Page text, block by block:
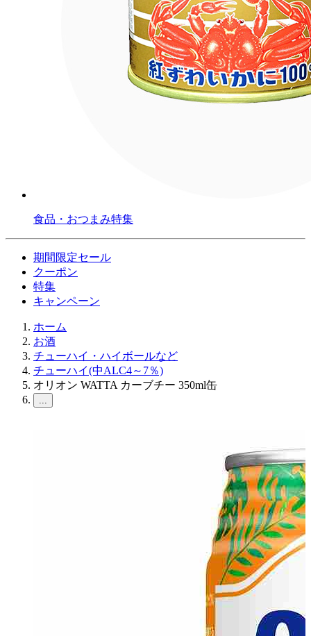
食品・おつまみ特集
期間限定セール
クーポン
特集
キャンペーン
ホーム
お酒
チューハイ・ハイボールなど
チューハイ(中ALC4～7％)
オリオン WATTA カーブチー 350ml缶
...